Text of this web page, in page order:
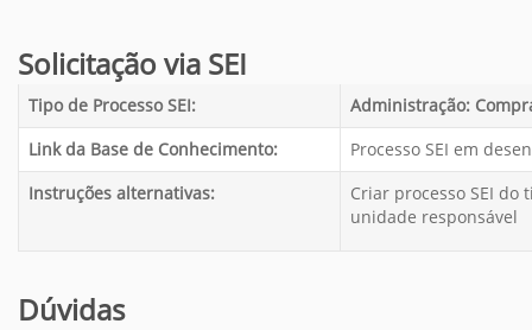
Solicitação via SEI
Tipo de Processo SEI:
Administração:
Link da Base de Conhecimento:
Processo SEI em
Instruções alternativas:
Criar processo SEI
unidade responsável
Dúvidas